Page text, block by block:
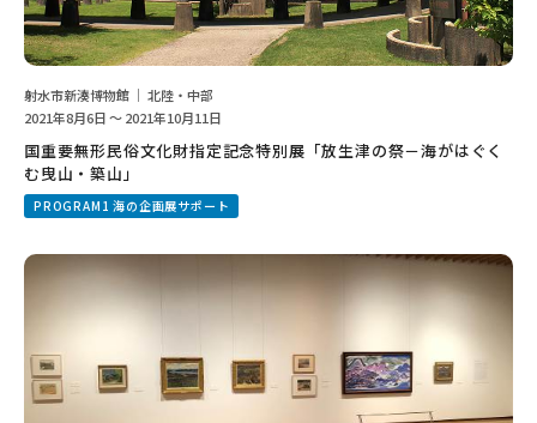
射水市新湊博物館 ｜ 北陸・中部
2021年8月6日 ～ 2021年10月11日
国重要無形民俗文化財指定記念特別展「放生津の祭－海がはぐく
む曳山・築山」
PROGRAM1 海の企画展サポート